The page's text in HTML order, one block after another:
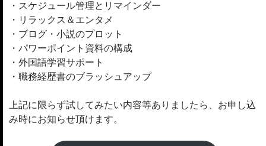
・スケジュール管理とリマインダー
・リラックス＆エンタメ
・ブログ・小説のプロット
・パワーポイント資料の構成
・外国語学習サポート
・職務経歴書のブラッシュアップ
上記に限らず試してみたい内容等ありましたら、お申し込
み時にお知らせ頂けます。